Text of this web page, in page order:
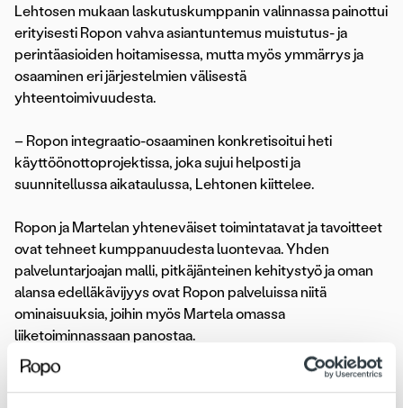
Lehtosen mukaan laskutuskumppanin valinnassa painottui
erityisesti Ropon vahva asiantuntemus muistutus- ja
perintäasioiden hoitamisessa, mutta myös ymmärrys ja
osaaminen eri järjestelmien välisestä
yhteentoimivuudesta.
– Ropon integraatio-osaaminen konkretisoitui heti
käyttöönottoprojektissa, joka sujui helposti ja
suunnitellussa aikataulussa, Lehtonen kiittelee.
Ropon ja Martelan yhteneväiset toimintatavat ja tavoitteet
ovat tehneet kumppanuudesta luontevaa. Yhden
palveluntarjoajan malli, pitkäjänteinen kehitystyö ja oman
alansa edelläkävijyys ovat Ropon palveluissa niitä
ominaisuuksia, joihin myös Martela omassa
liiketoiminnassaan panostaa.
– Pidämme erityisesti siitä, että Ropo on meihin päin